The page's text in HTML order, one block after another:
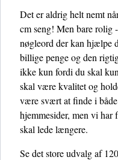
Det er aldrig helt nemt
cm seng! Men bare rolig
nøgleord der kan hjælpe
billige penge og den
ikke kun fordi du skal
skal være kvalitet og
være svært at finde i
hjemmesider, men vi har
skal lede længere.
Se det store udvalg af